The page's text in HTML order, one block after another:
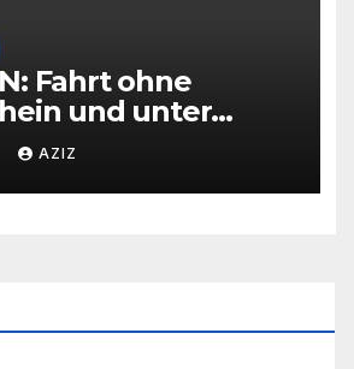
Fahrt ohne
und unter
Drogen
AZIZ